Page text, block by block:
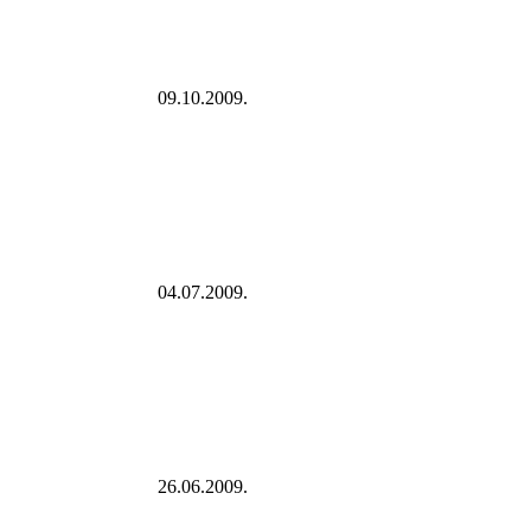
09.10.2009.
04.07.2009.
26.06.2009.